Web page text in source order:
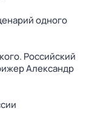
одного
Российский
Александр